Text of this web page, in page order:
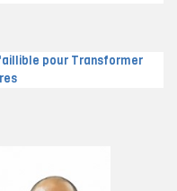
pour Transformer